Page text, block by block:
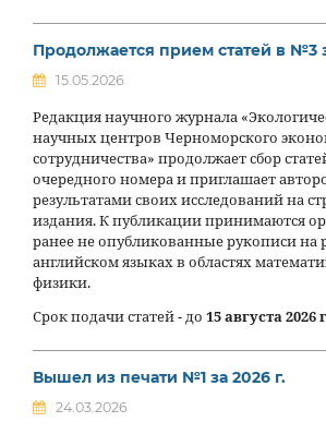
Продолжается прием статей в №3
15.05.2026
Редакция научного журнала
научных центров Черноморского
сотрудничества» продолжает сбор
очередного номера и приглашает
результатами своих исследований на
издания. К публикации принимаются
ранее не опубликованные рукописи на
английском языках в областях
физики.
Срок подачи статей - до 15 августа 2026
Вышел из печати №1 за 2026 г.
24.03.2026